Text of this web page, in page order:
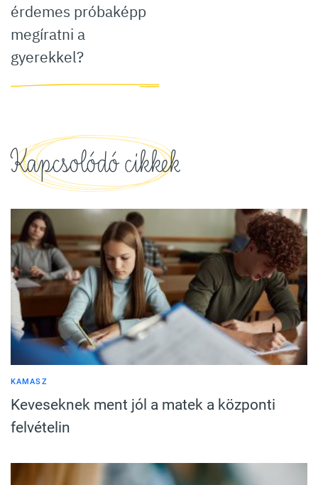
érdemes próbaképp
megíratni a
gyerekkel?
Kapcsolódó cikkek
KAMASZ
Keveseknek ment jól a matek a központi
felvételin